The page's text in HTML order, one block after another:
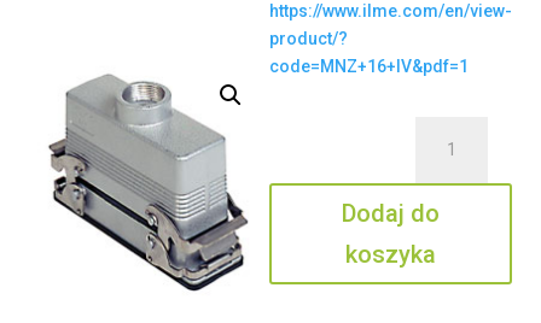
https://www.ilme.com/en/view-
product/?
code=MNZ+16+IV&pdf=1
16
IV
Dodaj do
koszyka